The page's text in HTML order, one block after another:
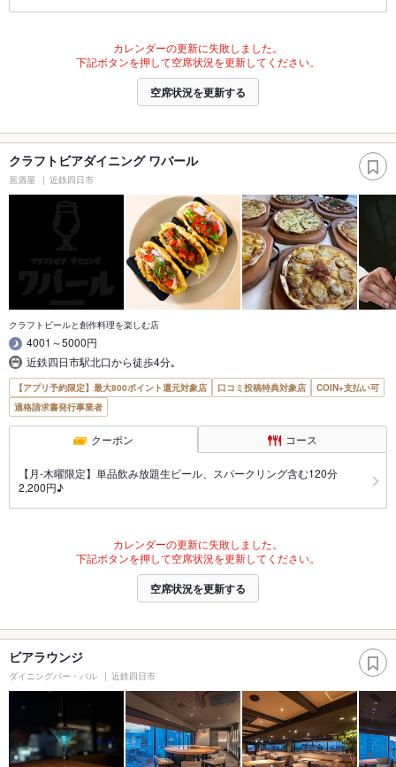
カレンダーの更新に失敗しました。
下記ボタンを押して空席状況を更新してください。
空席状況を更新する
クラフトビアダイニング ワバール
居酒屋 近鉄四日市
クラフトビールと創作料理を楽しむ店
4001～5000円
近鉄四日市駅北口から徒歩4分｡
【アプリ予約限定】最大800ポイント還元対象店 口コミ投稿特典対象店
COIN+支払い可
適格請求書発行事業者
クーポン コース
【月-木曜限定】単品飲み放題生ビール、スパークリング含む120分
2,200円♪
カレンダーの更新に失敗しました。
下記ボタンを押して空席状況を更新してください。
空席状況を更新する
ビアラウンジ
ダイニングバー・バル 近鉄四日市